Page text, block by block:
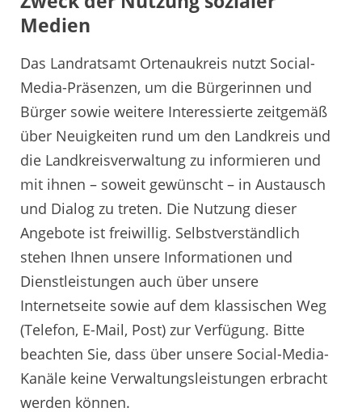
Medien
Das Landratsamt Ortenaukreis nutzt Social-
Media-Präsenzen, um die Bürgerinnen und
Bürger sowie weitere Interessierte zeitgemäß
über Neuigkeiten rund um den Landkreis und
die Landkreisverwaltung zu informieren und
mit ihnen – soweit gewünscht – in Austausch
und Dialog zu treten. Die Nutzung dieser
Angebote ist freiwillig. Selbstverständlich
stehen Ihnen unsere Informationen und
Dienstleistungen auch über unsere
Internetseite sowie auf dem klassischen Weg
(Telefon, E-Mail, Post) zur Verfügung. Bitte
beachten Sie, dass über unsere Social-Media-
Kanäle keine Verwaltungsleistungen erbracht
werden können.